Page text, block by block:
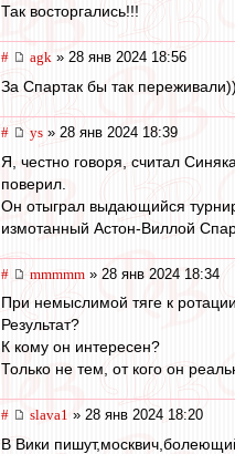
Так восторгались!!!
# agk » 28 янв 2024 18:56
За Спартак бы так
# ys » 28 янв 2024 18:39
Я, честно говоря, считал
поверил.
Он отыграл выдающийся
измотанный Астон-Виллой
# mmmmm » 28 янв 2024 18:34
При немыслимой тяге к
Результат?
К кому он интересен?
Только не тем, от кого он
# slava1 » 28 янв 2024 18:20
В Вики